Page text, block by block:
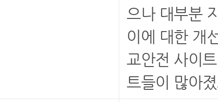
으나 대부분
이에 대한 개
교안전 사이
트들이 많아